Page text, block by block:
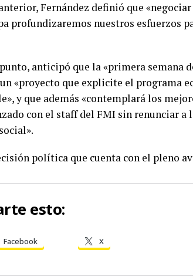
Fernández definió que «negociar
profundizaremos nuestros esfuerzos
anticipó que la «primera semana
«proyecto que explicite el programa
y que además «contemplará los
con el staff del FMI sin renunciar
política que cuenta con el pleno
esto:
Facebook X